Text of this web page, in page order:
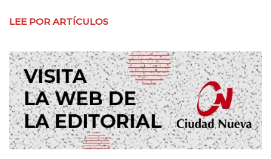
LEE POR ARTÍCULOS